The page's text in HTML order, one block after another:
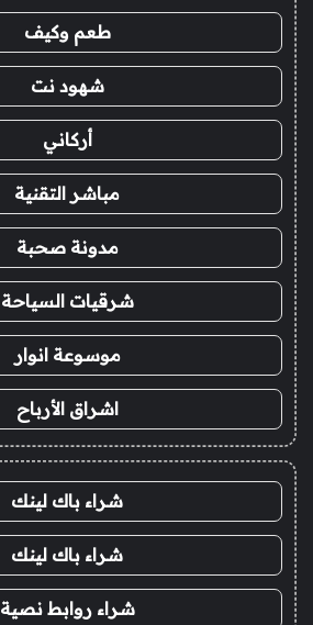
طعم وكيف
شهود نت
أركاني
مباشر التقنية
مدونة صحبة
شرقيات السياحة
موسوعة انوار
اشراق الأرباح
شراء باك لينك
شراء باك لينك
شراء روابط نصية